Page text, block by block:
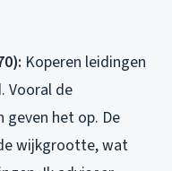
Koperen leidingen
Vooral de
geven het op. De
wijkgrootte, wat